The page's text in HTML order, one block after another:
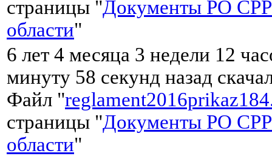
страницы "Документы РО СРР
области"
6 лет 4 месяца 3 недели 12
минуту 58 секунд назад
Файл "
страницы "Документы РО СРР
области"